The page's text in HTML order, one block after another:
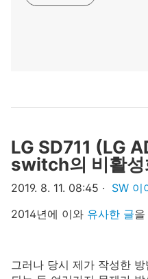
LG SD711 (LG
switch의 비활성
2019. 8. 11. 08:45
SW 이
2014년에 이와 유사한 글
그러나 당시 제가 작성한